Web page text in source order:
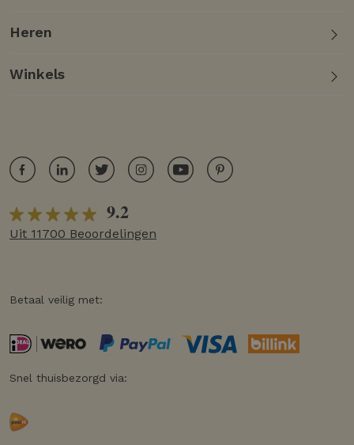
Heren
Winkels
9.2
Uit 11700 Beoordelingen
Betaal veilig met:
Snel thuisbezorgd via: